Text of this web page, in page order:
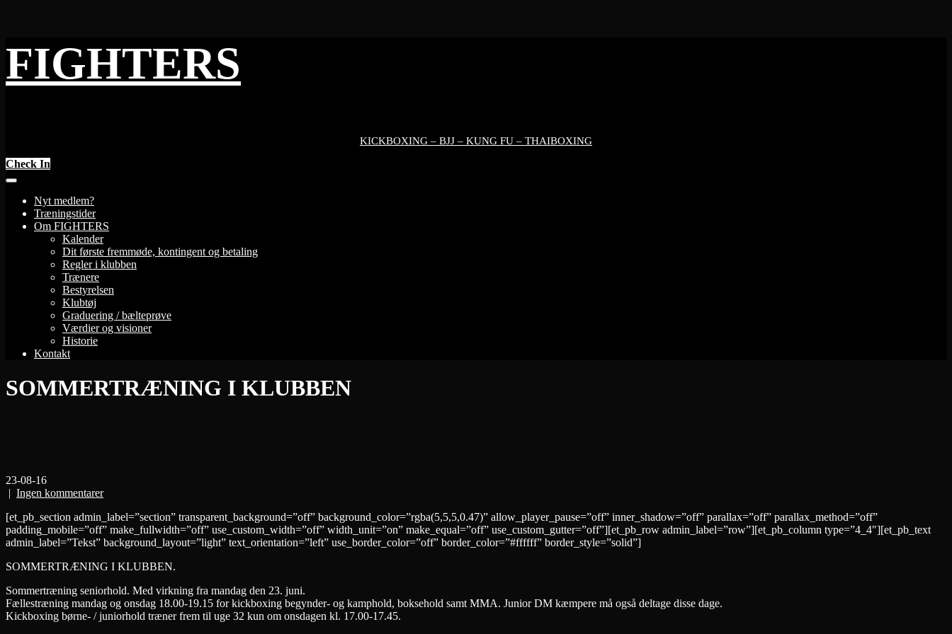
content
FIGHTERS
KICKBOXING – BJJ – KUNG FU – THAIBOXING
Check In
Nyt medlem?
Træningstider
Om FIGHTERS
Kalender
Dit første fremmøde, kontingent og betaling
Regler i klubben
Trænere
Bestyrelsen
Klubtøj
Graduering / bælteprøve
Værdier og visioner
Historie
Kontakt
SOMMERTRÆNING I KLUBBEN
23-08-16
| Ingen kommentarer
[et_pb_section admin_label=”section” transparent_background=”off” background_color=”rgba(5,5,5,0.47)” allow_player_pause=”off” inner_shadow=”off” parallax=”off” parallax_method=”off”
padding_mobile=”off” make_fullwidth=”off” use_custom_width=”off” width_unit=”on” make_equal=”off” use_custom_gutter=”off”][et_pb_row admin_label=”row”][et_pb_column type=”4_4″][et_pb_text
admin_label=”Tekst” background_layout=”light” text_orientation=”left” use_border_color=”off” border_color=”#ffffff” border_style=”solid”]
SOMMERTRÆNING I KLUBBEN.
Sommertræning seniorhold. Med virkning fra mandag den 23. juni.
Fællestræning mandag og onsdag 18.00-19.15 for kickboxing begynder- og kamphold, boksehold samt MMA. Junior DM kæmpere må også deltage disse dage.
Kickboxing børne- / juniorhold træner frem til uge 32 kun om onsdagen kl. 17.00-17.45.